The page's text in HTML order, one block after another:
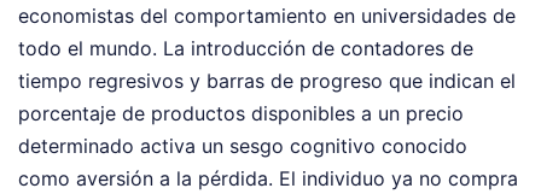
economistas del comportamiento en universidades de
todo el mundo. La introducción de contadores de
tiempo regresivos y barras de progreso que indican el
porcentaje de productos disponibles a un precio
determinado activa un sesgo cognitivo conocido
como aversión a la pérdida. El individuo ya no compra